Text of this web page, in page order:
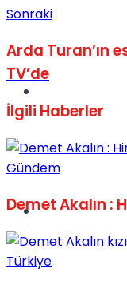
Spor
Sonraki
Arda Turan’ın
TV’de
İlgili Haberler
Gündem
Demet Akalın :
Türkiye